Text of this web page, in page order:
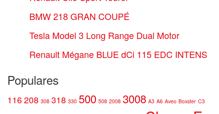
BMW 218 GRAN COUPÉ
Tesla Model 3 Long Range Dual Motor
Renault Mégane BLUE dCi 115 EDC INTENS
Populares
116 208 308 318 330 500 508 2008 3008 A3 A6 Aveo Boxster C3